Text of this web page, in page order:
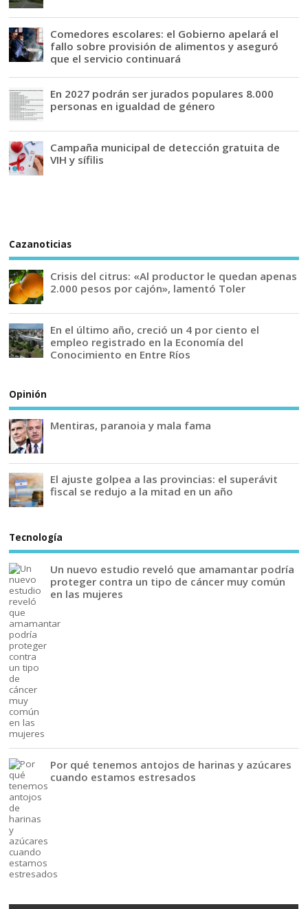
Comedores escolares: el Gobierno apelará el
fallo sobre provisión de alimentos y aseguró
que el servicio continuará
En 2027 podrán ser jurados populares 8.000
personas en igualdad de género
Campaña municipal de detección gratuita de
VIH y sífilis
Cazanoticias
Crisis del citrus: «Al productor le quedan apenas
2.000 pesos por cajón», lamentó Toler
En el último año, creció un 4 por ciento el
empleo registrado en la Economía del
Conocimiento en Entre Ríos
Opinión
Mentiras, paranoia y mala fama
El ajuste golpea a las provincias: el superávit
fiscal se redujo a la mitad en un año
Tecnología
Un nuevo estudio reveló que amamantar podría
proteger contra un tipo de cáncer muy común
en las mujeres
Por qué tenemos antojos de harinas y azúcares
cuando estamos estresados